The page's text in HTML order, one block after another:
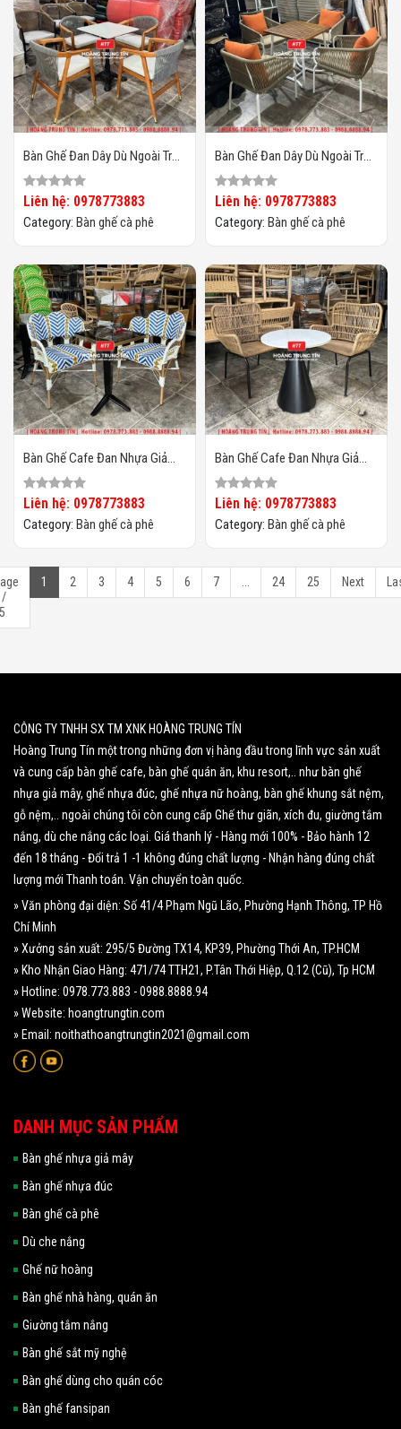
Bàn Ghế Đan Dây Dù Ngoài Trời
HTT02
Liên hệ: 0978773883
Category: Bàn ghế cà phê
Bàn Ghế Đan Dây Dù Ngoài Trời
HTT01
Liên hệ: 0978773883
Category: Bàn ghế cà phê
Bàn Ghế Cafe Đan Nhựa Giả
Mây HTT-066
Liên hệ: 0978773883
Category: Bàn ghế cà phê
Bàn Ghế Cafe Đan Nhựa Giả
Mây HTT-065
Liên hệ: 0978773883
Category: Bàn ghế cà phê
/
1 2 3 4 5 6 7 24 25 Next
CÔNG TY TNHH SX TM XNK HOÀNG TRUNG TÍN
Hoàng Trung Tín một trong những đơn vị hàng đầu trong lĩnh vực sản xuất
và cung cấp bàn ghế cafe, bàn ghế quán ăn, khu resort,.. như bàn ghế
nhựa giả mây, ghế nhựa đúc, ghế nhựa nữ hoàng, bàn ghế khung sắt nệm,
gỗ nệm,.. ngoài chúng tôi còn cung cấp Ghế thư giãn, xích đu, giường tắm
nắng, dù che nắng các loại. Giá thanh lý - Hàng mới 100% - Bảo hành 12
đến 18 tháng - Đổi trả 1 -1 không đúng chất lượng - Nhận hàng đúng chất
lượng mới Thanh toán. Vận chuyển toàn quốc.
» Văn phòng đại diện: Số 41/4 Phạm Ngũ Lão, Phường Hạnh Thông, TP Hồ
Chí Minh
» Xưởng sản xuất: 295/5 Đường TX14, KP39, Phường Thới An, TP.HCM
» Kho Nhận Giao Hàng: 471/74 TTH21, P.Tân Thới Hiệp, Q.12 (Cũ), Tp HCM
» Hotline: 0978.773.883 - 0988.8888.94
» Website: hoangtrungtin.com
» Email: noithathoangtrungtin2021@gmail.com
DANH MỤC SẢN PHẨM
Bàn ghế nhựa giả mây
Bàn ghế nhựa đúc
Bàn ghế cà phê
Dù che nắng
Ghế nữ hoàng
Bàn ghế nhà hàng, quán ăn
Giường tắm nắng
Bàn ghế sắt mỹ nghệ
Bàn ghế dùng cho quán cóc
Bàn ghế fansipan